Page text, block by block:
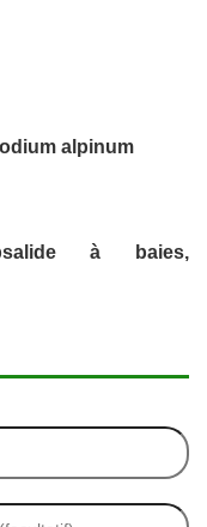
alpinum
à baies,